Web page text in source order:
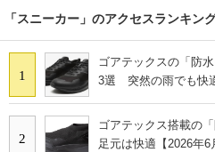
「スニーカー」のアクセスランキン
1
ゴアテックスの「防
3選 突然の雨でも快
2
ゴアテックス搭載の
足元は快適【2026年6